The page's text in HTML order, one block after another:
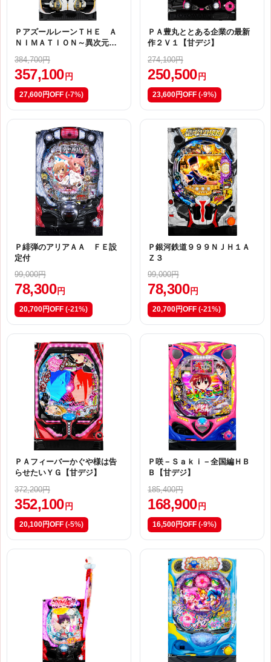
ＰアズールレーンＴＨＥ Ａ
ＮＩＭＡＴＩＯＮ～異次元ト
384,700円
357,100 円
27,600円OFF (-7%)
ＰＡ豊丸ととある企業の最新
作２Ｖ１【甘デジ】
274,100円
250,500 円
23,600円OFF (-9%)
Ｐ緋弾のアリアＡＡ ＦＥ設
定付
99,000円
78,300 円
20,700円OFF (-21%)
Ｐ銀河鉄道９９９ＮＪＨ１Ａ
Ｚ３
99,000円
78,300 円
20,700円OFF (-21%)
ＰＡフィーバーかぐや様は告
らせたいＹＧ【甘デジ】
372,200円
352,100円
20,100円OFF (-5%)
Ｐ咲－Ｓａｋｉ－全国編ＨＢ
Ｂ【甘デジ】
185,400円
168,900円
16,500円OFF (-9%)